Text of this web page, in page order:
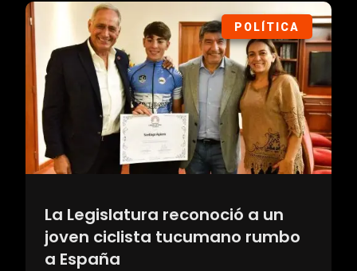
POLÍTICA
La Legislatura reconoció a un
joven ciclista tucumano rumbo
a España